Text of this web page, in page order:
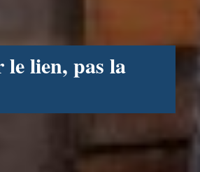
le lien, pas la